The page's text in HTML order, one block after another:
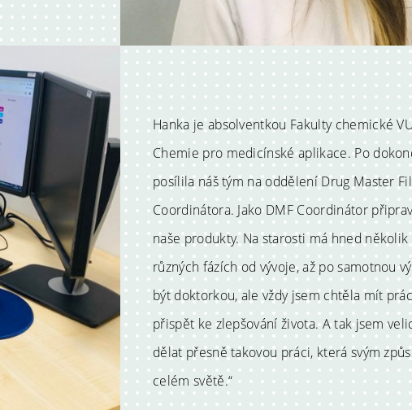
Hanka je absolventkou Fakulty chemické
Chemie pro medicínské aplikace. Po
posílila náš tým na oddělení Drug Master
Coordinátora. Jako DMF Coordinátor
naše produkty. Na starosti má hned
různých fázích od vývoje, až po samotnou
být doktorkou, ale vždy jsem chtěla mít
přispět ke zlepšování života. A tak jsem
dělat přesně takovou práci, která svým
celém světě.“